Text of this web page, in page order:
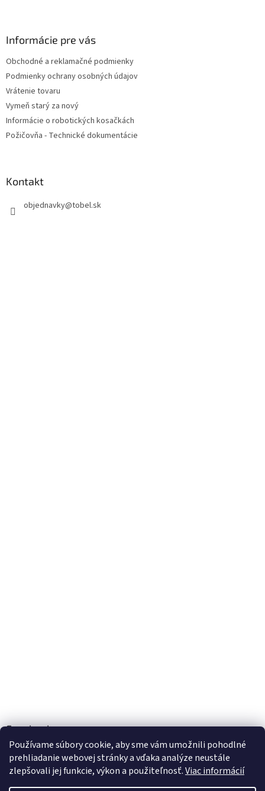
Používame súbory cookie, aby sme vám umožnili pohodlné
prehliadanie webovej stránky a vďaka analýze neustále
zlepšovali jej funkcie, výkon a použiteľnosť.Viac informácií
Informácie pre vás
Obchodné a reklamačné podmienky
Podmienky ochrany osobných údajov
Vrátenie tovaru
Vymeň starý za nový
Informácie o robotických kosačkách
Požičovňa - Technické dokumentácie
Kontakt
objednavky@tobel.sk
Facebook